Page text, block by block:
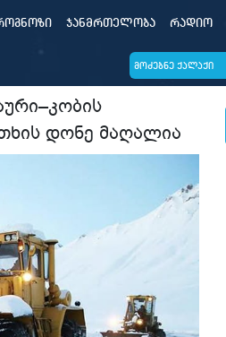
ჯანმრთელობა რადიო
დონე მაღალია